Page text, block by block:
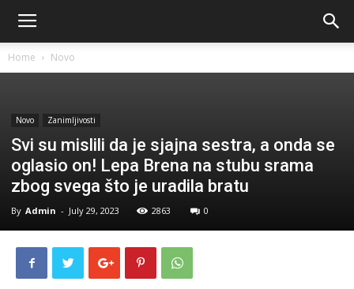
Home Novo
Novo Zanimljivosti
Svi su mislili da je sjajna sestra, a onda se
oglasio on! Lepa Brena na stubu srama
zbog svega što je uradila bratu
By Admin - July 29, 2023 2863 0